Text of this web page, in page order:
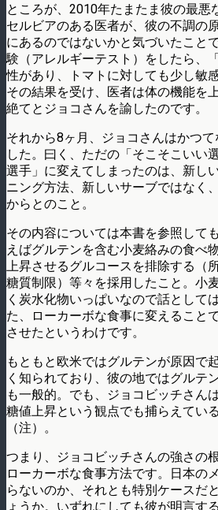
ところが、2010年たまたま彼の最悪
セルビアのある医者が、彼の不調の
にあるのではないかと気づいたこと
験（アレルギーテスト）をしたら、
性があり、トマトに対しても少し敏
その結果を受け、医者は体の機能を
絶てとジョコさんを諭したのです。
それから8ヶ月、ジョコさんはかつ
した。曰く、ただの「そこそこいい
選手」に変えてしまったのは、新し
ニング方法、新しいサーブではなく
からとのこと。
その内容については本書を参照して
えばグルテンを含む小麦絡みの食べ
上昇させるグルコースを排除する（
糖質制限）等々を採用したこと。小
く炭水化物いっぱいなので話として
た、ローカーボな食事に変えること
させたというわけです。
もともと欧米ではグルテンが原因で
く知られており、彼の地ではグルテ
も一般的。でも、ジョコビッチさん
糖値上昇という観点でも捕らえてい
（注）。
つまり、ジョコビッチさんの強さの
ローカーボな食事方法です。日本の
らないのか、それとも特別ケースだ
ょうか。いずれにしても彼が明言す